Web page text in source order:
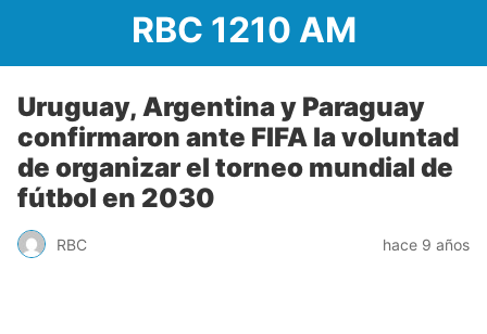
RBC 1210 AM
Uruguay, Argentina y Paraguay
confirmaron ante FIFA la voluntad
de organizar el torneo mundial de
fútbol en 2030
RBC hace 9 años